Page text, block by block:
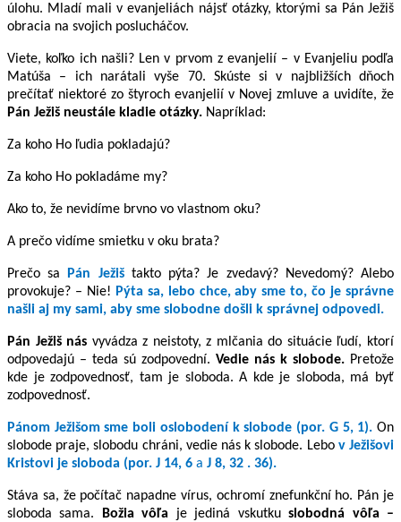
úlohu. Mladí mali v evanjeliách nájsť otázky, ktorými sa Pán Ježiš
obracia na svojich poslucháčov.
Viete, koľko ich našli? Len v prvom z evanjelií – v Evanjeliu podľa
Matúša – ich narátali vyše 70. Skúste si v najbližších dňoch
prečítať niektoré zo štyroch evanjelií v Novej zmluve a uvidíte, že
Pán Ježiš neustále kladie otázky. Napríklad:
Za koho Ho ľudia pokladajú?
Za koho Ho pokladáme my?
Ako to, že nevidíme brvno vo vlastnom oku?
A prečo vidíme smietku v oku brata?
Prečo sa Pán Ježištakto pýta? Je zvedavý? Nevedomý? Alebo
provokuje? – Nie! Pýta sa, lebo chce, aby sme to, čo je správne
našli aj my sami, aby sme slobodne došli k správnej odpovedi.
Pán Ježiš nás vyvádza z neistoty, z mlčania do situácie ľudí, ktorí
odpovedajú – teda sú zodpovední. Vedie nás k slobode. Pretože
kde je zodpovednosť, tam je sloboda. A kde je sloboda, má byť
zodpovednosť.
Pánom Ježišom sme boli oslobodení k slobode (por. G 5, 1). On
slobode praje, slobodu chráni, vedie nás k slobode. Lebo v Ježišovi
Kristovi je sloboda (por. J 14, 6 a J 8, 32 . 36).
Stáva sa, že počítač napadne vírus, ochromí znefunkční ho. Pán je
sloboda sama.
Božia vôľa je jediná vskutkuslobodná vôľa –